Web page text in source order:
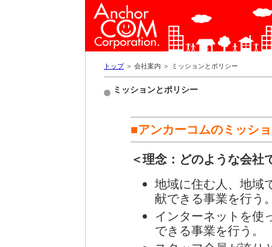
トップ＞ 会社案内 ＞ ミッションとポリシー
ミッションとポリシー
■アンカーコムのミッシ
＜理念：どのような会社
地域に住む人、地域
献できる事業を行う
インターネットを使
できる事業を行う。